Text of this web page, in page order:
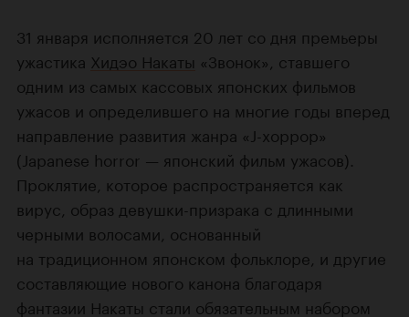
31 января исполняется 20 лет со дня премьеры
ужастика Хидэо Накаты «Звонок», ставшего
одним из самых кассовых японских фильмов
ужасов и определившего на многие годы вперед
направление развития жанра «J-хоррор»
(Japanese horror — японский фильм ужасов).
Проклятие, которое распространяется как
вирус, образ девушки-призрака с длинными
черными волосами, основанный
на традиционном японском фольклоре, и другие
составляющие нового канона благодаря
фантазии Накаты стали обязательным набором